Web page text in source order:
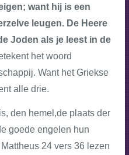
want hij is een
leugen. De Heere
Joden als je leest in de
het woord
Want het Griekse
alle drie.
den hemel,de plaats der
goede engelen hun
24 vers 36 lezen